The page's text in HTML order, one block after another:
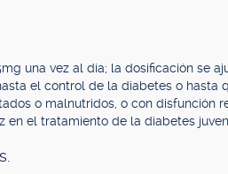
una vez al día; la dosificación se
el control de la diabetes o hasta
o malnutridos, o con disfunción
en el tratamiento de la diabetes